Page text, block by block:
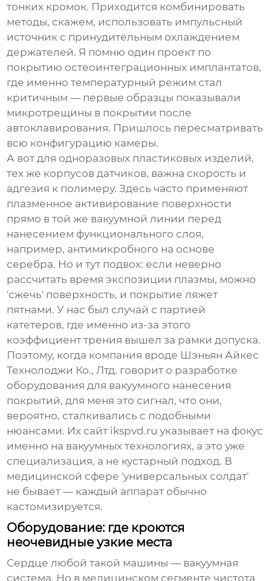
тонких кромок. Приходится комбинировать
методы, скажем, использовать импульсный
источник с принудительным охлаждением
держателей. Я помню один проект по
покрытию остеоинтеграционных имплантатов,
где именно температурный режим стал
критичным — первые образцы показывали
микротрещины в покрытии после
автоклавирования. Пришлось пересматривать
всю конфигурацию камеры.
А вот для одноразовых пластиковых изделий,
тех же корпусов датчиков, важна скорость и
адгезия к полимеру. Здесь часто применяют
плазменное активирование поверхности
прямо в той же вакуумной линии перед
нанесением функционального слоя,
например, антимикробного на основе
серебра. Но и тут подвох: если неверно
рассчитать время экспозиции плазмы, можно
'сжечь' поверхность, и покрытие ляжет
пятнами. У нас был случай с партией
катетеров, где именно из-за этого
коэффициент трения вышел за рамки допуска.
Поэтому, когда компания вроде Шэньян Айкес
Технолоджи Ко., Лтд. говорит о разработке
оборудования для вакуумного нанесения
покрытий, для меня это сигнал, что они,
вероятно, сталкивались с подобными
нюансами. Их сайт ikspvd.ru указывает на фокус
именно на вакуумных технологиях, а это уже
специализация, а не кустарный подход. В
медицинской сфере 'универсальных солдат'
не бывает — каждый аппарат обычно
кастомизируется.
Оборудование: где кроются
неочевидные узкие места
Сердце любой такой машины — вакуумная
система. Но в медицинском сегменте чистота